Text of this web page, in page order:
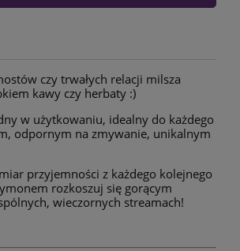
czy trwałych relacji milsza
kawy czy herbaty :)
w użytkowaniu, idealny do każdego
odpornym na zmywanie, unikalnym
przyjemności z każdego kolejnego
rozkoszuj się gorącym
wieczornych streamach!